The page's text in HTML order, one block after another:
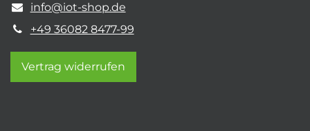
info@iot-shop.de
+49 36082 8477-99
Vertrag widerrufen